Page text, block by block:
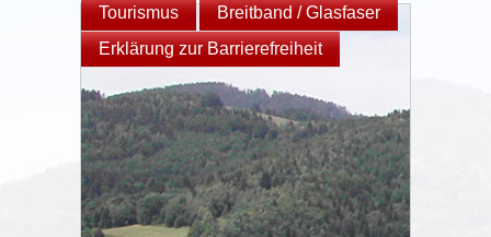
Tourismus
Breitband / Glasfaser
Erklärung zur Barrierefreiheit